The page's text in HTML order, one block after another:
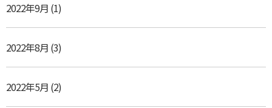
2022年9月 (1)
2022年8月 (3)
2022年5月 (2)